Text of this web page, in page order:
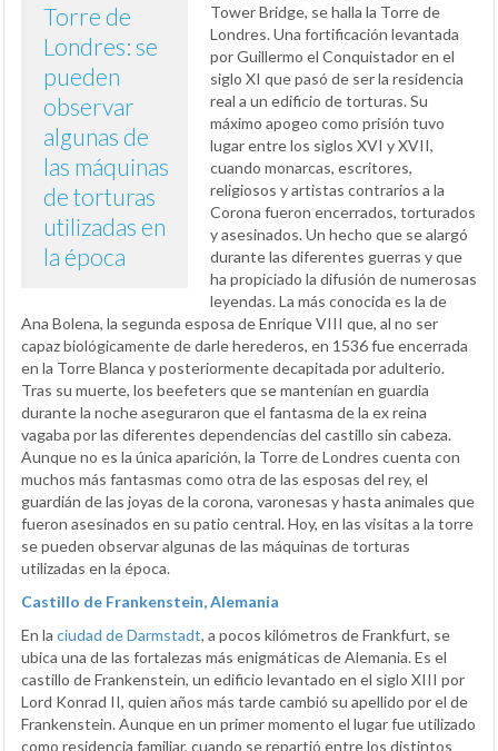
Torre de
Londres: se
pueden
observar
algunas de
las máquinas
de torturas
utilizadas en
la época
Tower Bridge, se halla la Torre de
Londres. Una fortificación levantada
por Guillermo el Conquistador en el
siglo XI que pasó de ser la residencia
real a un edificio de torturas. Su
máximo apogeo como prisión tuvo
lugar entre los siglos XVI y XVII,
cuando monarcas, escritores,
religiosos y artistas contrarios a la
Corona fueron encerrados, torturados
y asesinados. Un hecho que se alargó
durante las diferentes guerras y que
ha propiciado la difusión de numerosas
leyendas. La más conocida es la de
Ana Bolena, la segunda esposa de Enrique VIII que, al no ser
capaz biológicamente de darle herederos, en 1536 fue encerrada
en la Torre Blanca y posteriormente decapitada por adulterio.
Tras su muerte, los beefeters que se mantenían en guardia
durante la noche aseguraron que el fantasma de la ex reina
vagaba por las diferentes dependencias del castillo sin cabeza.
Aunque no es la única aparición, la Torre de Londres cuenta con
muchos más fantasmas como otra de las esposas del rey, el
guardián de las joyas de la corona, varonesas y hasta animales que
fueron asesinados en su patio central. Hoy, en las visitas a la torre
se pueden observar algunas de las máquinas de torturas
utilizadas en la época.
Castillo de Frankenstein, Alemania
En la ciudad de Darmstadt, a pocos kilómetros de Frankfurt, se
ubica una de las fortalezas más enigmáticas de Alemania. Es el
castillo de Frankenstein, un edificio levantado en el siglo XIII por
Lord Konrad II, quien años más tarde cambió su apellido por el de
Frankenstein. Aunque en un primer momento el lugar fue utilizado
como residencia familiar, cuando se repartió entre los distintos